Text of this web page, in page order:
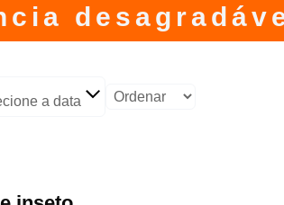
a data